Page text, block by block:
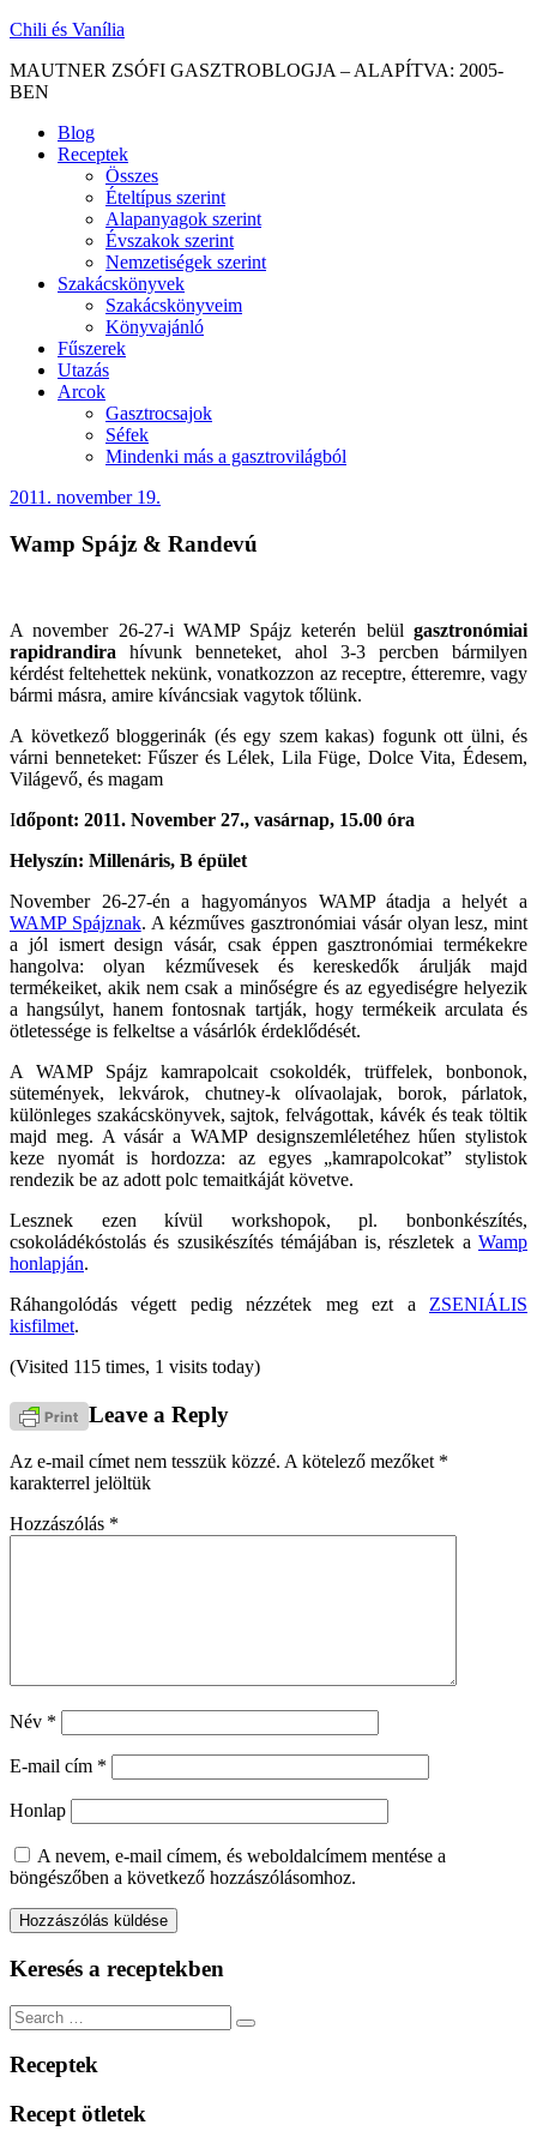
Skip
content
Chili és Vanília
MAUTNER ZSÓFI GASZTROBLOGJA – ALAPÍTVA: 2005-
BEN
Blog
Receptek
Összes
Ételtípus szerint
Alapanyagok szerint
Évszakok szerint
Nemzetiségek szerint
Szakácskönyvek
Szakácskönyveim
Könyvajánló
Fűszerek
Utazás
Arcok
Gasztrocsajok
Séfek
Mindenki más a gasztrovilágból
2011. november 19.
Wamp Spájz & Randevú
A november 26-27-i WAMP Spájz keterén belül gasztronómiai
rapidrandira hívunk benneteket, ahol 3-3 percben bármilyen
kérdést feltehettek nekünk, vonatkozzon az receptre, étteremre, vagy
bármi másra, amire kíváncsiak vagytok tőlünk.
A következő bloggerinák (és egy szem kakas) fogunk ott ülni, és
várni benneteket: Fűszer és Lélek, Lila Füge, Dolce Vita, Édesem,
Világevő, és magam
Időpont: 2011. November 27., vasárnap, 15.00 óra
Helyszín: Millenáris, B épület
November 26-27-én a hagyományos WAMP átadja a helyét a
WAMP Spájznak. A kézműves gasztronómiai vásár olyan lesz, mint
a jól ismert design vásár, csak éppen gasztronómiai termékekre
hangolva: olyan kézművesek és kereskedők árulják majd
termékeiket, akik nem csak a minőségre és az egyediségre helyezik
a hangsúlyt, hanem fontosnak tartják, hogy termékeik arculata és
ötletessége is felkeltse a vásárlók érdeklődését.
A WAMP Spájz kamrapolcait csokoldék, trüffelek, bonbonok,
sütemények, lekvárok, chutney-k olívaolajak, borok, párlatok,
különleges szakácskönyvek, sajtok, felvágottak, kávék és teak töltik
majd meg. A vásár a WAMP designszemléletéhez hűen stylistok
keze nyomát is hordozza: az egyes „kamrapolcokat” stylistok
rendezik be az adott polc temaitkáját követve.
Lesznek ezen kívül workshopok, pl. bonbonkészítés,
csokoládékóstolás és szusikészítés témájában is, részletek a Wamp
honlapján.
Ráhangolódás végett pedig nézzétek meg ezt a ZSENIÁLIS
kisfilmet.
(Visited 115 times, 1 visits today)
Leave a Reply
Az e-mail címet nem tesszük közzé. A kötelező mezőket *
karakterrel jelöltük
Hozzászólás *
Név *
E-mail cím *
Honlap
A nevem, e-mail címem, és weboldalcímem mentése a
böngészőben a következő hozzászólásomhoz.
Keresés a receptekben
Search
for:
Search
Receptek
Recept ötletek